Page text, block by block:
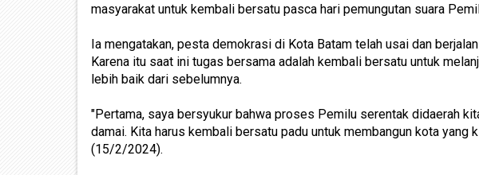
masyarakat untuk kembali bersatu pasca hari pemungutan suara
Ia mengatakan, pesta demokrasi di Kota Batam telah usai dan
Karena itu saat ini tugas bersama adalah kembali bersatu untuk
lebih baik dari sebelumnya.
"Pertama, saya bersyukur bahwa proses Pemilu serentak didaerah
damai. Kita harus kembali bersatu padu untuk membangun kota yang
(15/2/2024).